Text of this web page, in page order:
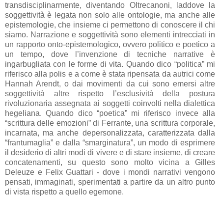
transdisciplinarmente, diventando Oltrecanoni, laddove la
soggettività è legata non solo alle ontologie, ma anche alle
epistemologie, che insieme ci permettono di conoscere il chi
siamo. Narrazione e soggettività sono elementi intrecciati in
un rapporto onto-epistemologico, ovvero politico e poetico a
un tempo, dove l’invenzione di tecniche narrative è
ingarbugliata con le forme di vita. Quando dico “politica” mi
riferisco alla polis e a come è stata ripensata da autrici come
Hannah Arendt, o dai movimenti da cui sono emersi altre
soggettività altre rispetto l’esclusività della postura
rivoluzionaria assegnata ai soggetti coinvolti nella dialettica
hegeliana. Quando dico “poetica” mi riferisco invece alla
“scrittura delle emozioni” di Ferrante, una scrittura corporale,
incarnata, ma anche depersonalizzata, caratterizzata dalla
“frantumaglia” e dalla “smarginatura”, un modo di esprimere
il desiderio di altri modi di vivere e di stare insieme, di creare
concatenamenti, su questo sono molto vicina a Gilles
Deleuze e Felix Guattari - dove i mondi narrativi vengono
pensati, immaginati, sperimentati a partire da un altro punto
di vista rispetto a quello egemone.